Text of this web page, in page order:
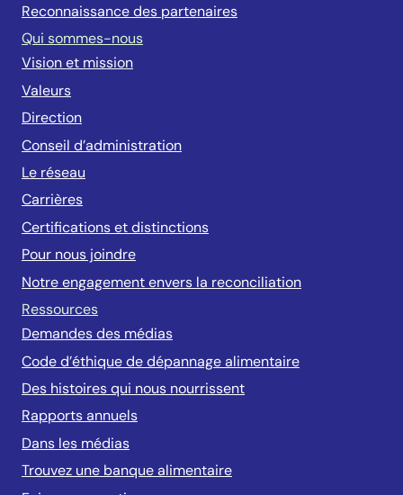
Reconnaissance des partenaires
Qui sommes-nous
Vision et mission
Valeurs
Direction
Conseil d’administration
Le réseau
Carrières
Certifications et distinctions
Pour nous joindre
Notre engagement envers la reconciliation
Ressources
Demandes des médias
Code d’éthique de dépannage alimentaire
Des histoires qui nous nourrissent
Rapports annuels
Dans les médias
Trouvez une banque alimentaire